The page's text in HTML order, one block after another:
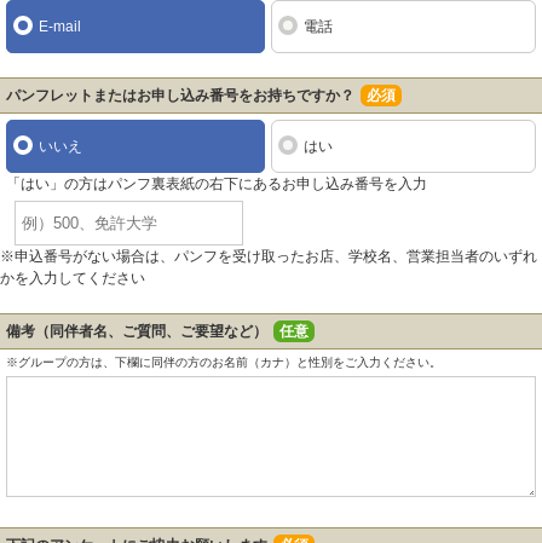
E-mail 電話
パンフレットまたはお申し込み番号をお持ちですか？ 必須
いいえ はい
「はい」の方はパンフ裏表紙の右下にあるお申し込み番号を入力
※申込番号がない場合は、パンフを受け取ったお店、学校名、営業担当者のいずれ
かを入力してください
備考（同伴者名、ご質問、ご要望など） 任意
※グループの方は、下欄に同伴の方のお名前（カナ）と性別をご入力ください。